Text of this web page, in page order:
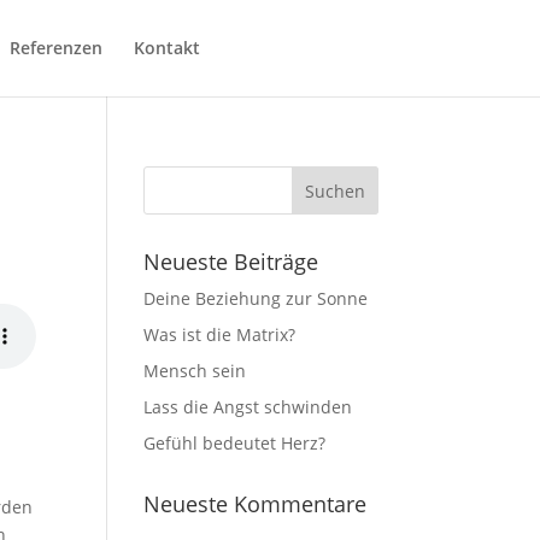
Referenzen Kontakt
Neueste Beiträge
Deine Beziehung zur Sonne
Was ist die Matrix?
Mensch sein
Lass die Angst schwinden
Gefühl bedeutet Herz?
Neueste Kommentare